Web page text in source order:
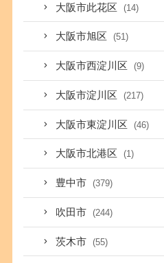
大阪市此花区 (14)
大阪市旭区 (51)
大阪市西淀川区 (9)
大阪市淀川区 (217)
大阪市東淀川区 (46)
大阪市北港区 (1)
豊中市 (379)
吹田市 (244)
茨木市 (55)